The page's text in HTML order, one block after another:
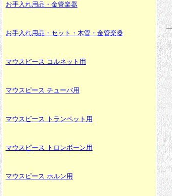
お手入れ用品・金管楽器
お手入れ用品・セット・木管・金管楽器
マウスピース コルネット用
マウスピース チューバ用
マウスピース トランペット用
マウスピース トロンボーン用
マウスピース ホルン用